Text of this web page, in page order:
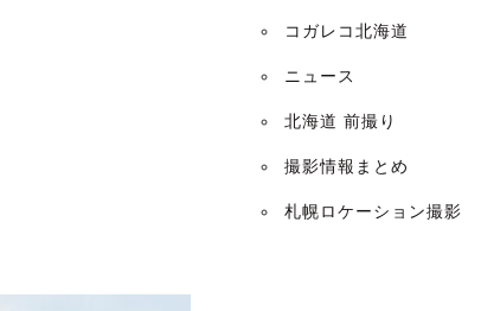
コガレコ北海道
ニュース
北海道 前撮り
撮影情報まとめ
札幌ロケーション撮影